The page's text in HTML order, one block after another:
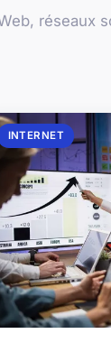
réseaux
INTERNET